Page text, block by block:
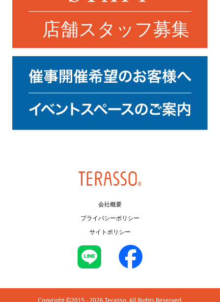
会社概要
プライバシーポリシー
サイトポリシー